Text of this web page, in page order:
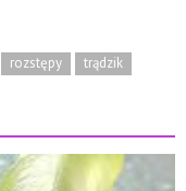
rozstępy
trądzik